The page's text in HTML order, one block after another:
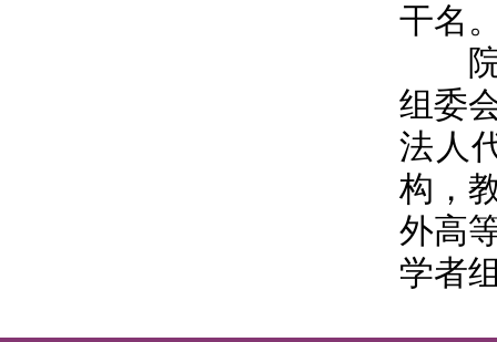
干名
院
组委
法人
构，
外高
学者